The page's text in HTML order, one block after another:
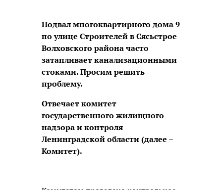
Подвал многоквартирного дома 9
по улице Строителей в Сясьстрое
Волховского района часто
затапливает канализационными
стоками. Просим решить
проблему.
Отвечает комитет
государственного жилищного
надзора и контроля
Ленинградской области (далее –
Комитет).